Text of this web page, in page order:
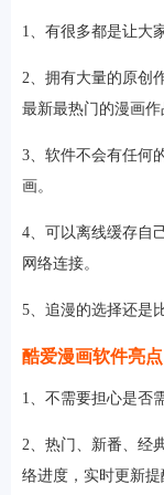
1、有很多都是让大
2、拥有大量的原创
最新最热门的漫画作
3、软件不会有任何
画。
4、可以离线缓存自
网络连接。
5、追漫的选择还是
酷爱漫画软件亮点
1、不需要担心是否
2、热门、新番、经
络进度，实时更新提